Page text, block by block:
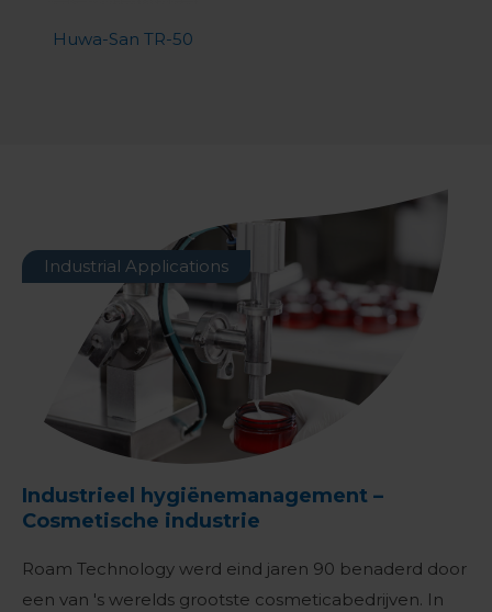
Huwa-San TR-50
Industrial Applications
Industrieel hygiënemanagement –
Cosmetische industrie
Roam Technology werd eind jaren 90 benaderd door
een van 's werelds grootste cosmeticabedrijven. In